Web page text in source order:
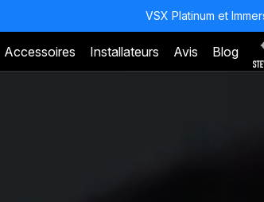
VSX Platinum et
Accessoires Installateurs Avis Blog